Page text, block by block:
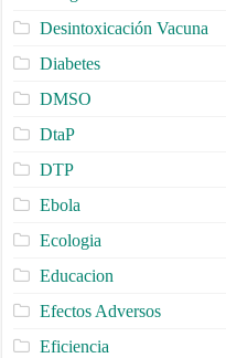
Desintoxicación Vacuna
Diabetes
DMSO
DtaP
DTP
Ebola
Ecologia
Educacion
Efectos Adversos
Eficiencia